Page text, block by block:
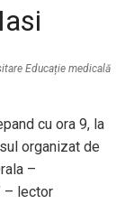
Educație medicală
cu ora 9, la
organizat de
–
– lector